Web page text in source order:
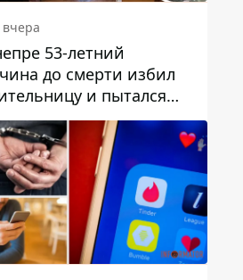
53-летний
до смерти избил
и пытался
преступление: